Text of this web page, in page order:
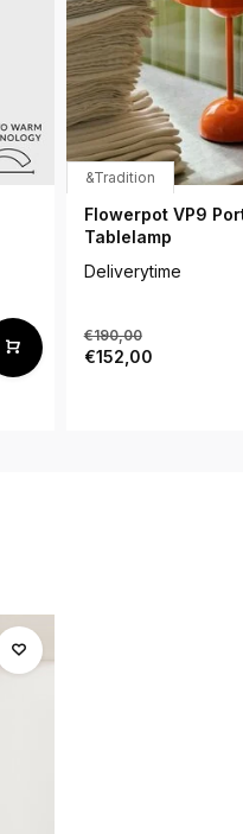
&Tradition
Flowerpot VP9
Tablelamp
Deliverytime
€190,00
€152,00